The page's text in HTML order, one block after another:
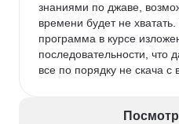
знаниями по джаве,
времени будет не
программа в курсе
последовательности, что
все по порядку не скача с